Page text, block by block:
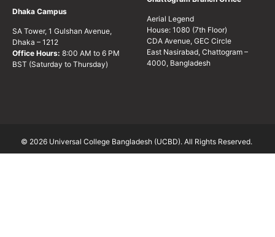
Dhaka Campus
SA Tower, 1 Gulshan Avenue,
Dhaka – 1212
Office Hours: 8:00 AM to 6 PM
BST (Saturday to Thursday)
Aerial Legend
House: 1080 (7th Floor)
CDA Avenue, GEC Circle
East Nasirabad, Chattogram –
4000, Bangladesh
© 2026 Universal College Bangladesh (UCBD). All Rights Reserved.